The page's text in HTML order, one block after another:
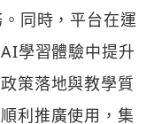
同時，平台在運
學習體驗中提升
策落地與教學質
利推廣使用，集